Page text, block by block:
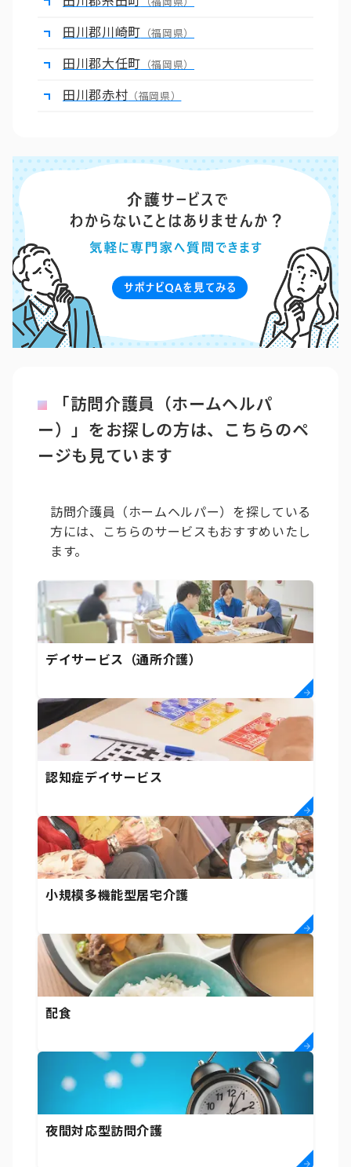
田川郡川崎町 （福岡県）
田川郡大任町 （福岡県）
田川郡赤村 （福岡県）
「訪問介護員（ホームヘルパ
ー）」をお探しの方は、こちらのペ
ージも見ています
訪問介護員（ホームヘルパー）を探している
方には、こちらのサービスもおすすめいたし
ます。
デイサービス（通所介護）
認知症デイサービス
小規模多機能型居宅介護
配食
夜間対応型訪問介護